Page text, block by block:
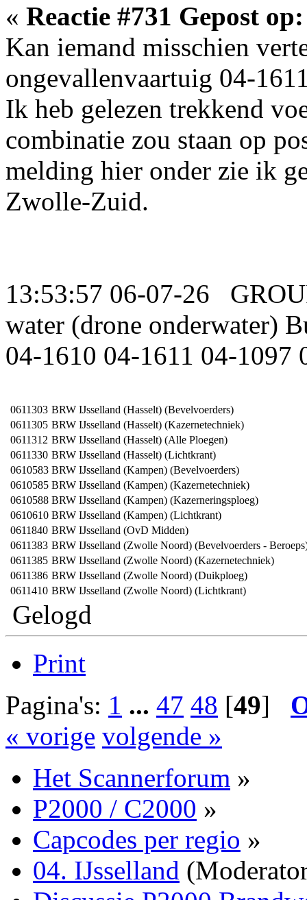
« Reactie #731 Gepost op:
Kan iemand misschien
ongevallenvaartuig 04-
Ik heb gelezen trekkend
combinatie zou staan op
melding hier onder zie ik
Zwolle-Zuid.
13:53:57 06-07-26
water (drone onderwater)
04-1610 04-1611 04-1097
0611303 BRW IJsselland (Hasselt) (Bevelvoerders)
0611305 BRW IJsselland (Hasselt) (Kazernetechniek)
0611312 BRW IJsselland (Hasselt) (Alle Ploegen)
0611330 BRW IJsselland (Hasselt) (Lichtkrant)
0610583 BRW IJsselland (Kampen) (Bevelvoerders)
0610585 BRW IJsselland (Kampen) (Kazernetechniek)
0610588 BRW IJsselland (Kampen) (Kazerneringsploeg)
0610610 BRW IJsselland (Kampen) (Lichtkrant)
0611840 BRW IJsselland (OvD Midden)
0611383 BRW IJsselland (Zwolle Noord) (Bevelvoerders -
0611385 BRW IJsselland (Zwolle Noord) (Kazernetechniek)
0611386 BRW IJsselland (Zwolle Noord) (Duikploeg)
0611410 BRW IJsselland (Zwolle Noord) (Lichtkrant)
Gelogd
Print
Pagina's: 1 ... 47 48 [49]
« vorige volgende »
Het Scannerforum »
P2000 / C2000 »
Capcodes per regio »
04. IJsselland